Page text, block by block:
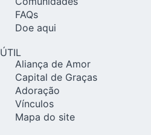
FAQs
Doe aqui
ÚTIL
Aliança de Amor
Capital de Graças
Adoração
Vínculos
Mapa do site